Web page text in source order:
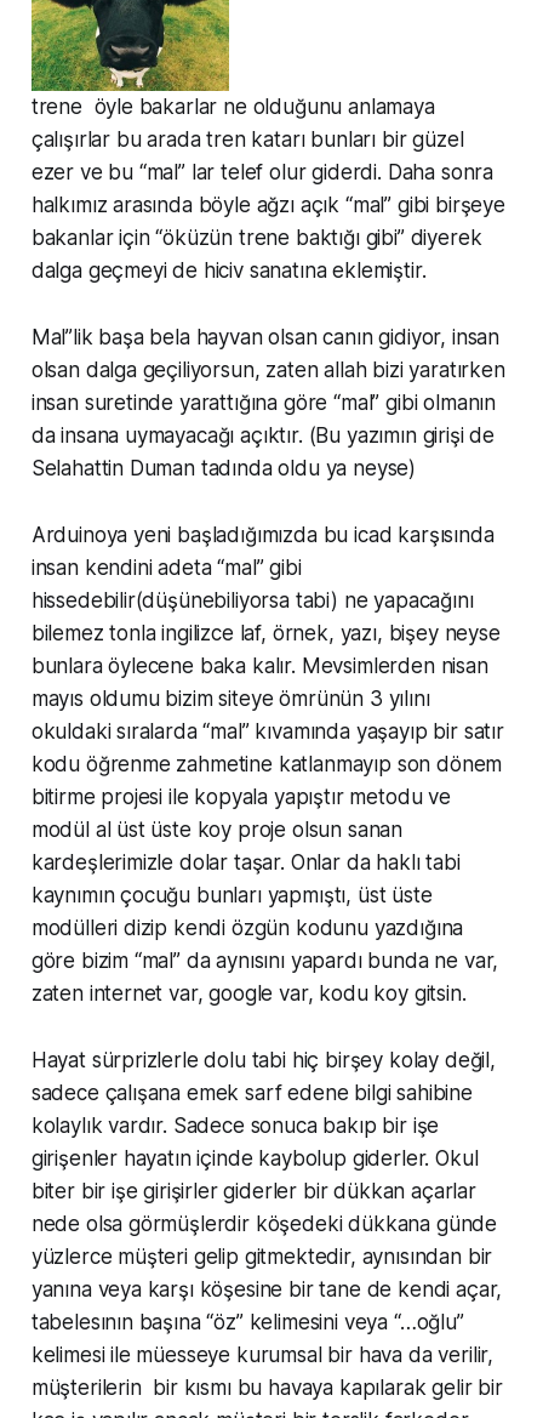
trene öyle bakarlar ne olduğunu anlamaya
çalışırlar bu arada tren katarı bunları bir güzel
ezer ve bu “mal” lar telef olur giderdi. Daha sonra
halkımız arasında böyle ağzı açık “mal” gibi birşeye
bakanlar için “öküzün trene baktığı gibi” diyerek
dalga geçmeyi de hiciv sanatına eklemiştir.
Mal”lik başa bela hayvan olsan canın gidiyor, insan
olsan dalga geçiliyorsun, zaten allah bizi yaratırken
insan suretinde yarattığına göre “mal” gibi olmanın
da insana uymayacağı açıktır. (Bu yazımın girişi de
Selahattin Duman tadında oldu ya neyse)
Arduinoya yeni başladığımızda bu icad karşısında
insan kendini adeta “mal” gibi
hissedebilir(düşünebiliyorsa tabi) ne yapacağını
bilemez tonla ingilizce laf, örnek, yazı, bişey neyse
bunlara öylecene baka kalır. Mevsimlerden nisan
mayıs oldumu bizim siteye ömrünün 3 yılını
okuldaki sıralarda “mal” kıvamında yaşayıp bir satır
kodu öğrenme zahmetine katlanmayıp son dönem
bitirme projesi ile kopyala yapıştır metodu ve
modül al üst üste koy proje olsun sanan
kardeşlerimizle dolar taşar. Onlar da haklı tabi
kaynımın çocuğu bunları yapmıştı, üst üste
modülleri dizip kendi özgün kodunu yazdığına
göre bizim “mal” da aynısını yapardı bunda ne var,
zaten internet var, google var, kodu koy gitsin.
Hayat sürprizlerle dolu tabi hiç birşey kolay değil,
sadece çalışana emek sarf edene bilgi sahibine
kolaylık vardır. Sadece sonuca bakıp bir işe
girişenler hayatın içinde kaybolup giderler. Okul
biter bir işe girişirler giderler bir dükkan açarlar
nede olsa görmüşlerdir köşedeki dükkana günde
yüzlerce müşteri gelip gitmektedir, aynısından bir
yanına veya karşı köşesine bir tane de kendi açar,
tabelesının başına “öz” kelimesini veya “…oğlu”
kelimesi ile müesseye kurumsal bir hava da verilir,
müşterilerin bir kısmı bu havaya kapılarak gelir bir